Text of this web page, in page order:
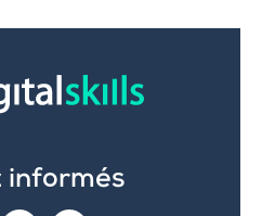
informés